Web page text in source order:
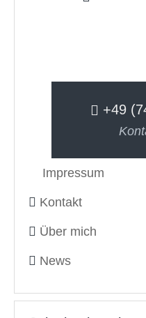
+49
Impressum
Kontakt
Über mich
News